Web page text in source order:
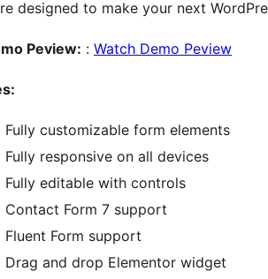
designed to make your next
Peview: : Watch Demo Peview
Fully customizable form elements
Fully responsive on all devices
Fully editable with controls
Contact Form 7 support
Fluent Form support
Drag and drop Elementor widget